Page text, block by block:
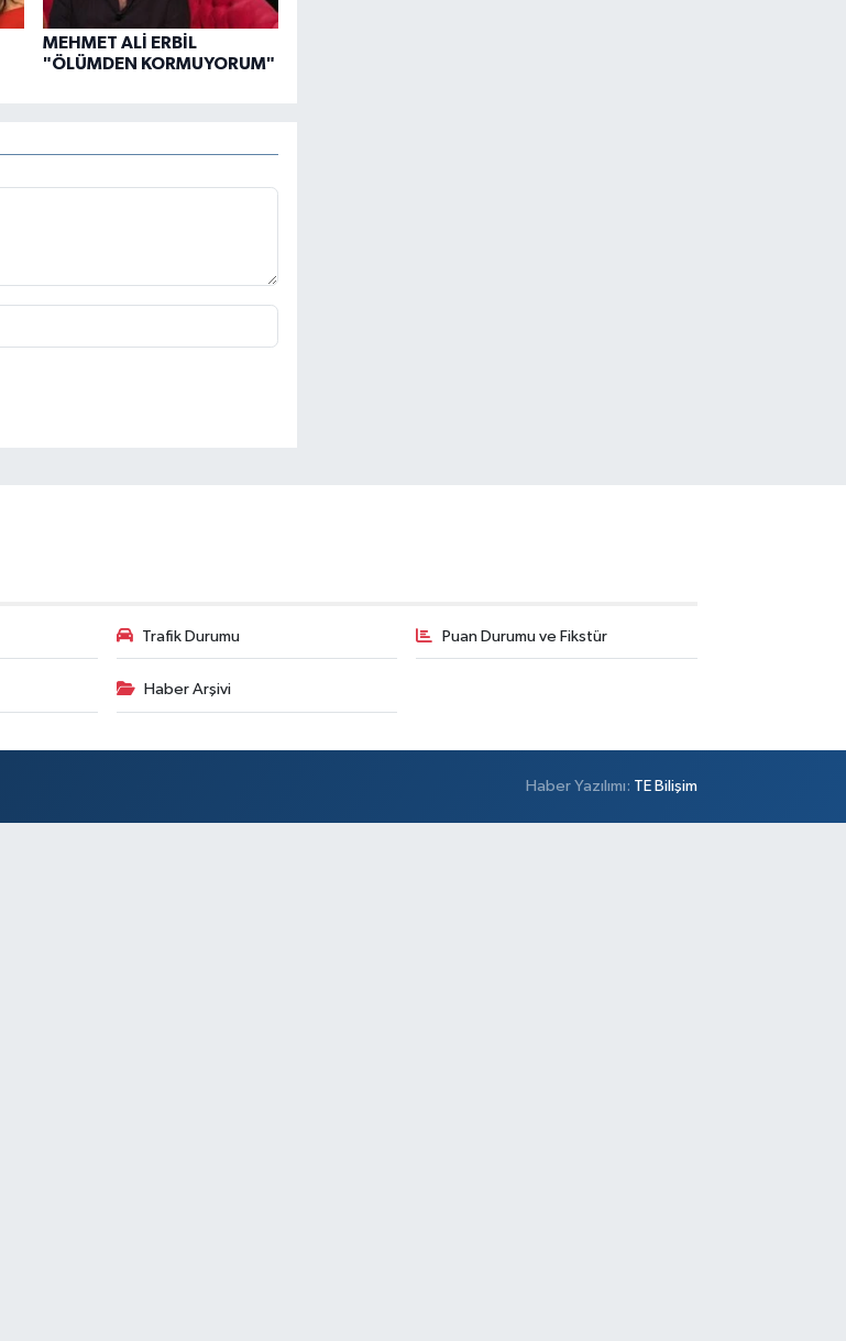
MEHMET ALİ ERBİL
"ÖLÜMDEN KORMUYORUM"
Trafik Durumu Puan Durumu ve Fikstür
Haber Arşivi
Haber Yazılımı: TE Bilişim